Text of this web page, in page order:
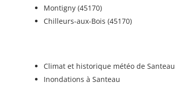
Montigny (45170)
Chilleurs-aux-Bois (45170)
Climat et historique météo de Santeau
Inondations à Santeau